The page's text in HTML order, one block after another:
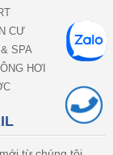
CƯ
SPA
HƠI